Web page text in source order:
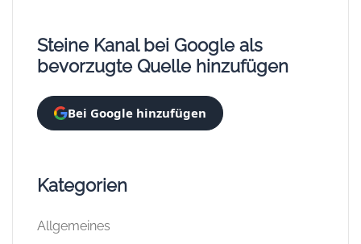
BlueBrixx
BlueBrixx News
COBI